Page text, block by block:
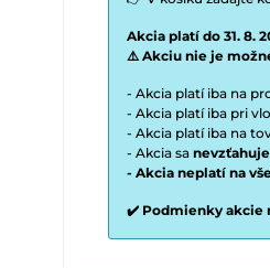
Akcia platí do 31. 8.
⚠️ Akciu nie je
- Akcia platí iba na
- Akcia platí iba pri
- Akcia platí iba na
- Akcia sa
- Akcia neplatí na
✔️ Podmienky akcie